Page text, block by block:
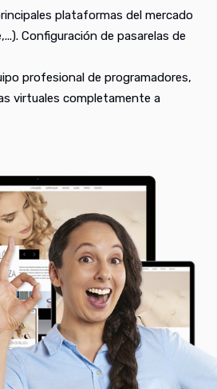
plataformas del mercado
Configuración de pasarelas de
profesional de programadores,
virtuales completamente a